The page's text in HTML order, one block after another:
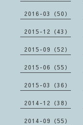
2016-03（50）
2015-12（43）
2015-09（52）
2015-06（55）
2015-03（36）
2014-12（38）
2014-09（55）